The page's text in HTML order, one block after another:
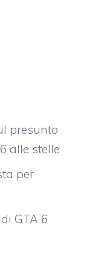
presunto
alle stelle
per
GTA 6